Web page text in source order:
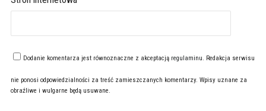
Dodanie komentarza jest równoznaczne z akceptacją regulaminu. Redakcja serwisu
nie ponosi odpowiedzialności za treść zamieszczanych komentarzy. Wpisy uznane za
obraźliwe i wulgarne będą usuwane.